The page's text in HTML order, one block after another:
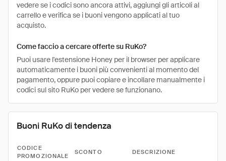
vedere se i codici sono ancora attivi, aggiungi gli articoli al
carrello e verifica se i buoni vengono applicati al tuo
acquisto.
Come faccio a cercare offerte su RuKo?
Puoi usare l'estensione Honey per il browser per applicare
automaticamente i buoni più convenienti al momento del
pagamento, oppure puoi copiare e incollare manualmente i
codici sul sito RuKo per vedere se funzionano.
Buoni RuKo di tendenza
CODICE
PROMOZIONALE
SCONTO DESCRIZIONE